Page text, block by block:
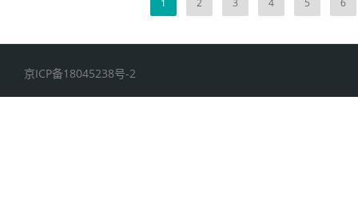
京ICP备18045238号-2